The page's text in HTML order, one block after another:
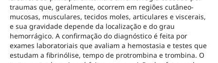
traumas que, geralmente, ocorrem em regiões cutâneo-
mucosas, musculares, tecidos moles, articulares e viscerais,
e sua gravidade depende da localização e do grau
hemorrágico. A confirmação do diagnóstico é feita por
exames laboratoriais que avaliam a hemostasia e testes que
estudam a fibrinólise, tempo de protrombina e trombina. O